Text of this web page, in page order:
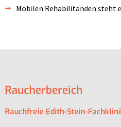
Mobilen Rehabilitanden steht
Raucherbereich
Rauchfreie Edith-Stein-